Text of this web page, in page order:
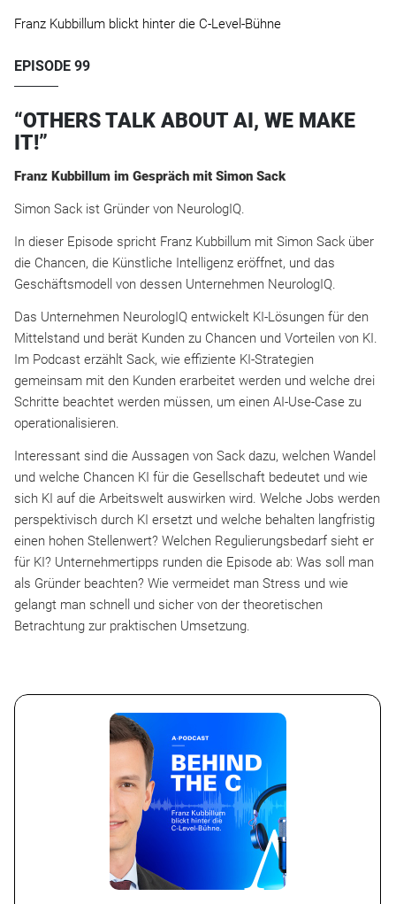
Franz Kubbillum blickt hinter die C-Level-Bühne
EPISODE 99
“OTHERS TALK ABOUT AI, WE MAKE
IT!”
Franz Kubbillum im Gespräch mit Simon Sack
Simon Sack ist Gründer von NeurologIQ.
In dieser Episode spricht Franz Kubbillum mit Simon Sack über
die Chancen, die Künstliche Intelligenz eröffnet, und das
Geschäftsmodell von dessen Unternehmen NeurologIQ.
Das Unternehmen NeurologIQ entwickelt KI-Lösungen für den
Mittelstand und berät Kunden zu Chancen und Vorteilen von KI.
Im Podcast erzählt Sack, wie effiziente KI-Strategien
gemeinsam mit den Kunden erarbeitet werden und welche drei
Schritte beachtet werden müssen, um einen AI-Use-Case zu
operationalisieren.
Interessant sind die Aussagen von Sack dazu, welchen Wandel
und welche Chancen KI für die Gesellschaft bedeutet und wie
sich KI auf die Arbeitswelt auswirken wird. Welche Jobs werden
perspektivisch durch KI ersetzt und welche behalten langfristig
einen hohen Stellenwert? Welchen Regulierungsbedarf sieht er
für KI? Unternehmertipps runden die Episode ab: Was soll man
als Gründer beachten? Wie vermeidet man Stress und wie
gelangt man schnell und sicher von der theoretischen
Betrachtung zur praktischen Umsetzung.